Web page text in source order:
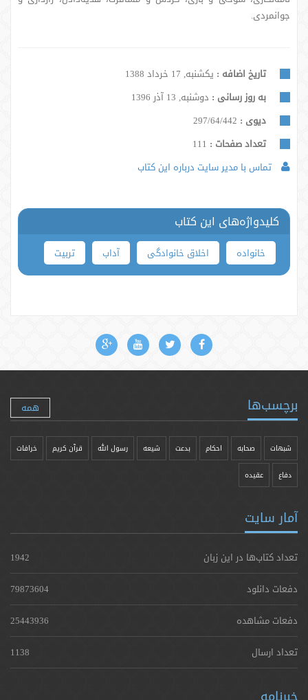
جوانمردی.
تاریخ اضافه : یکشنبه, 17 خرداد 1388
به روز رسانی : دوشنبه, 13 آذر 1396
دیوی : 297/64/442
تعداد صفحات :
تماس با مدیر سایت درباره این کتاب
کلیدواژه‌های این کتاب
خانواده اخلاق خانوادگی آداب تربیت
برچسب‌ها همه
شبهات صحابه احکام بدعت شیعه رسول الله قرآن کریم خرافات
دفاع عقیده
آمار سایت
تعداد کتاب‌ها در این زبان
1942
دفعات دانلود
79873604
دفعات مشاهده
25443936
تعداد ارسال
1138